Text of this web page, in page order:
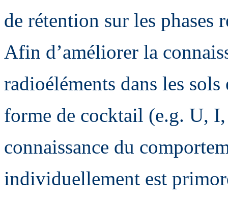
de rétention sur les phases
Afin d’améliorer la
radioéléments dans les
forme de cocktail (e.g. U,
connaissance du
individuellement est